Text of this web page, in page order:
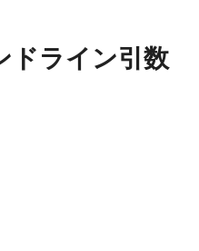
ドライン引数